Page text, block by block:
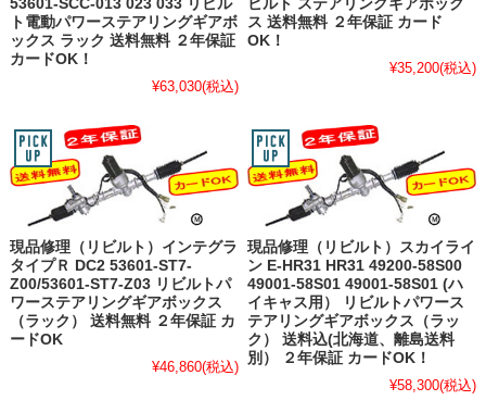
53601-SCC-013 023 033 リビル
ト電動パワーステアリングギアボ
ックス ラック 送料無料 ２年保証
カードOK！
¥63,030(税込)
ビルト ステアリングギアボック
ス 送料無料 ２年保証 カード
OK！
¥35,200(税込)
現品修理（リビルト）インテグラ
タイプＲ DC2 53601-ST7-
Z00/53601-ST7-Z03 リビルトパ
ワーステアリングギアボックス
（ラック） 送料無料 ２年保証 カ
ードOK
¥46,860(税込)
現品修理（リビルト）スカイライ
ン E-HR31 HR31 49200-58S00
49001-58S01 49001-58S01 (ハ
イキャス用） リビルトパワース
テアリングギアボックス（ラッ
ク） 送料込(北海道、離島送料
別） ２年保証 カードOK！
¥58,300(税込)